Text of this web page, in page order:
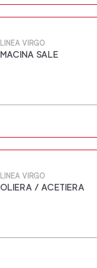
LINEA VIRGO
MACINA SALE
LINEA VIRGO
OLIERA / ACETIERA